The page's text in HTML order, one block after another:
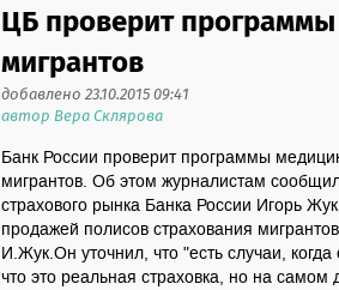
ЦБ проверит
мигрантов
добавлено 23.10.2015 09:41
автор Вера Склярова
Банк России проверит программы
мигрантов. Об этом журналистам
страхового рынка Банка России Игорь
продажей полисов страхования
И.Жук.Он уточнил, что "есть случаи,
что это реальная страховка, но на